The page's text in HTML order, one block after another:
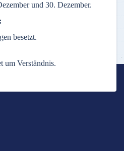
und 30. Dezember.
besetzt.
um Verständnis.